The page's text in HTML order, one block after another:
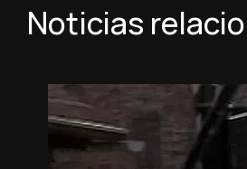
Noticias